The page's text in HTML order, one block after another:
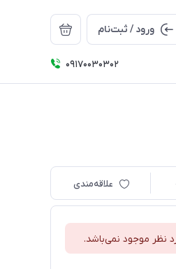
ورود / ثبت‌نام
09170030302
علاقه‌مندی
نظر موجود نمی‌باشد.